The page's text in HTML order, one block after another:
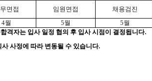
면접 임원면접 채용검진
4월 5월 5월
격자는 입사 일정 협의 후 입사 시점이 결정됩니다.
사정에 따라 변동될 수 있습니다.